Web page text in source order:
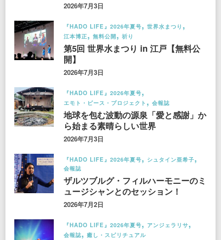
2026年7月3日
『HADO LIFE』2026年夏号
世界水まつり
江本博正
無料公開 祈り
第5回 世界水まつり in 江戸【無料公
開】
2026年7月3日
『HADO LIFE』2026年夏号
エモト・ピース・プロジェクト
会報誌
地球を包む波動の源泉「愛と感謝」か
ら始まる素晴らしい世界
2026年7月3日
『HADO LIFE』2026年夏号
シュタイン亜希子
会報誌
ザルツブルグ・フィルハーモニーのミ
ュージシャンとのセッション！
2026年7月2日
『HADO LIFE』2026年夏号
アンジェラリサ
会報誌
癒し・スピリチュアル